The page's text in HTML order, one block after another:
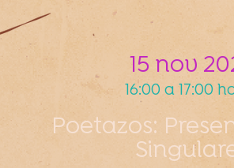
15 nov
16:00 a 17:00
Poetazos: